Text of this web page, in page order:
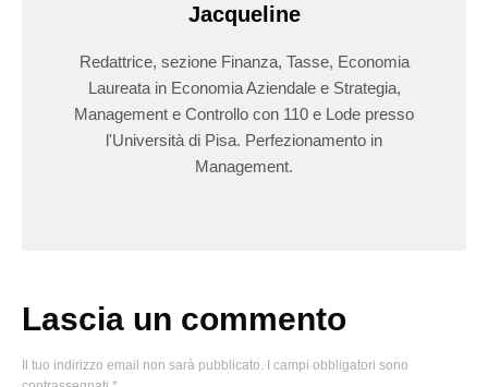
Jacqueline
Redattrice, sezione Finanza, Tasse, Economia
Laureata in Economia Aziendale e Strategia,
Management e Controllo con 110 e Lode presso
l'Università di Pisa. Perfezionamento in
Management.
Lascia un commento
Il tuo indirizzo email non sarà pubblicato.
I campi obbligatori sono